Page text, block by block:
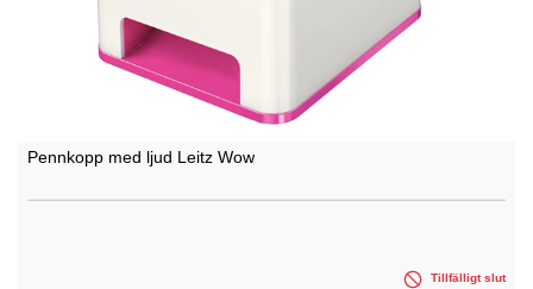
Pennkopp med ljud Leitz Wow
Tillfälligt slut